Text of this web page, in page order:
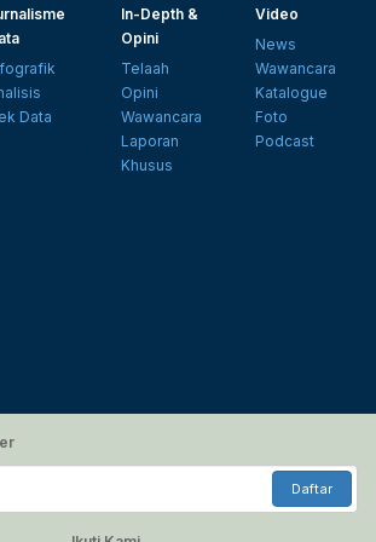
Data
In-Depth &
Opini
Telaah
Opini
Wawancara
Laporan
Khusus
Video
News
Wawancara
Katalogue
Foto
Podcast
Daftar